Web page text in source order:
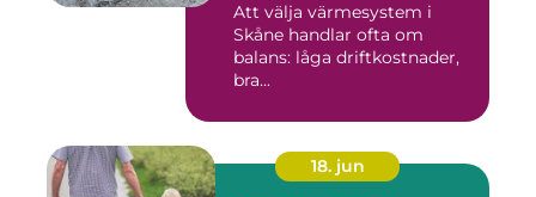
Att välja värmesystem i
Skåne handlar ofta om
balans: låga driftkostnader,
bra...
18. jun